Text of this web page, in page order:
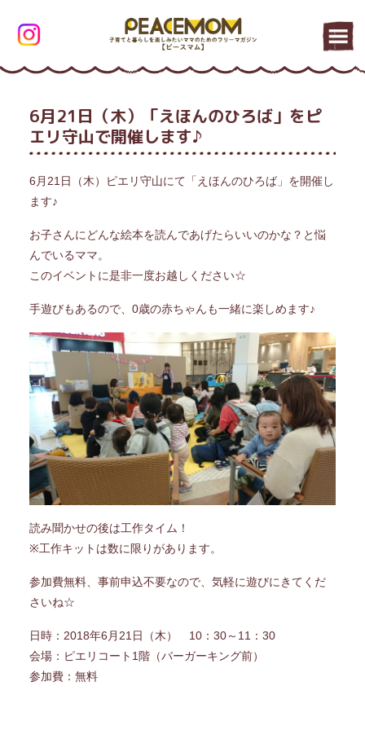
6月21日（木）「えほんのひろば」をピ
エリ守山で開催します♪
6月21日（木）ピエリ守山にて「えほんのひろば」を開催し
ます♪
お子さんにどんな絵本を読んであげたらいいのかな？と悩
んでいるママ。
このイベントに是非一度お越しください☆
手遊びもあるので、0歳の赤ちゃんも一緒に楽しめます♪
読み聞かせの後は工作タイム！
※工作キットは数に限りがあります。
参加費無料、事前申込不要なので、気軽に遊びにきてくだ
さいね☆
日時：2018年6月21日（木） 10：30～11：30
会場：ピエリコート1階（バーガーキング前）
参加費：無料